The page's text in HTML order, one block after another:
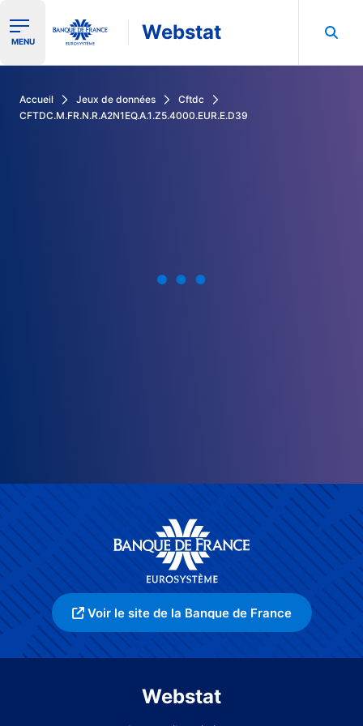
Ouvrir le menu de navigation
MENU Webstat
Accueil Jeux de données
Cftdc
CFTDC.M.FR.N.R.A2N1EQ.A.1.Z5.4000.EUR.E.D39
Voir le site de la Banque de France
Webstat